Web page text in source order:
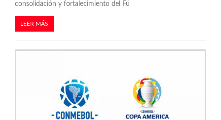
consolidación y fortalecimiento del Fú
LEER MÁS